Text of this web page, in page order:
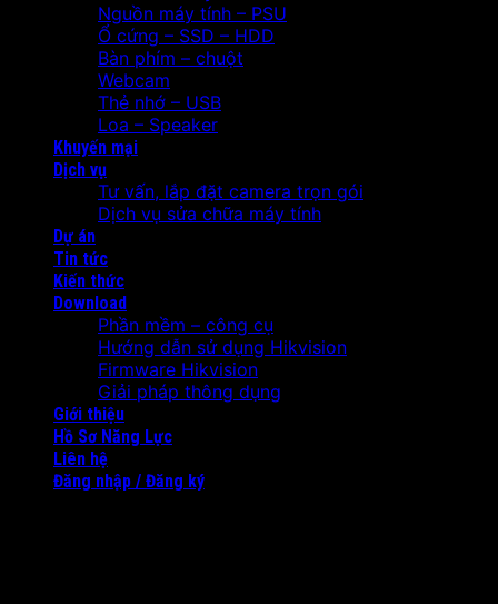
Nguồn máy tính – PSU
Ổ cứng – SSD – HDD
Bàn phím – chuột
Webcam
Thẻ nhớ – USB
Loa – Speaker
Khuyến mại
Dịch vụ
Tư vấn, lắp đặt camera trọn gói
Dịch vụ sửa chữa máy tính
Dự án
Tin tức
Kiến thức
Download
Phần mềm – công cụ
Hướng dẫn sử dụng Hikvision
Firmware Hikvision
Giải pháp thông dụng
Giới thiệu
Hồ Sơ Năng Lực
Liên hệ
Đăng nhập / Đăng ký